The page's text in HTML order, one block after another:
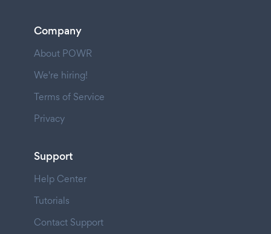
Company
About POWR
We're hiring!
Terms of Service
Privacy
Support
Help Center
Tutorials
Contact Support